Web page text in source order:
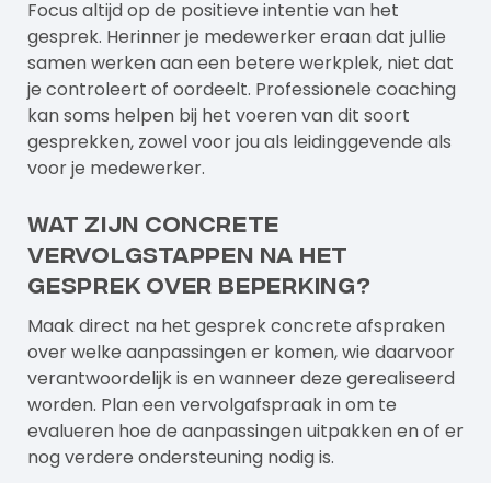
Focus altijd op de positieve intentie van het
gesprek. Herinner je medewerker eraan dat jullie
samen werken aan een betere werkplek, niet dat
je controleert of oordeelt. Professionele coaching
kan soms helpen bij het voeren van dit soort
gesprekken, zowel voor jou als leidinggevende als
voor je medewerker.
Wat zijn concrete
vervolgstappen na het
gesprek over beperking?
Maak direct na het gesprek concrete afspraken
over welke aanpassingen er komen, wie daarvoor
verantwoordelijk is en wanneer deze gerealiseerd
worden. Plan een vervolgafspraak in om te
evalueren hoe de aanpassingen uitpakken en of er
nog verdere ondersteuning nodig is.